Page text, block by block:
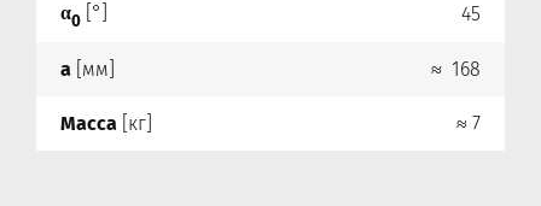
α0 [°] 45
a [мм] ≈ 168
Масса [кг] ≈ 7